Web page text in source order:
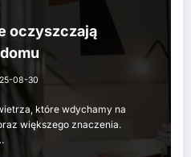
oczyszczają
08-30
które wdychamy na
większego znaczenia.